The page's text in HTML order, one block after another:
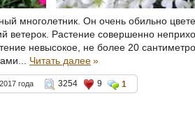
многолетник. Он очень обильно
ветерок. Растение совершенно
невысокое, не более 20
Читать далее»
года 3254 9 1